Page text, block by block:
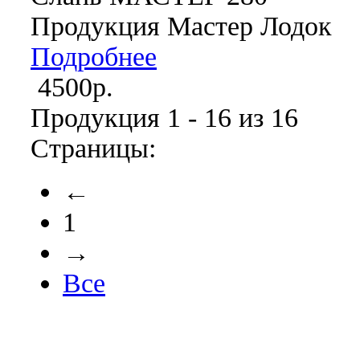
Продукция Мастер Лодок
Подробнее
4500р.
Продукция 1 - 16 из 16
Страницы:
←
1
→
Все